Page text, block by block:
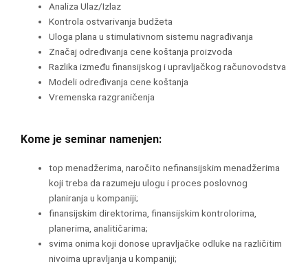
Analiza Ulaz/Izlaz
Kontrola ostvarivanja budžeta
Uloga plana u stimulativnom sistemu nagrađivanja
Značaj određivanja cene koštanja proizvoda
Razlika između finansijskog i upravljačkog računovodstva
Modeli određivanja cene koštanja
Vremenska razgraničenja
Kome je seminar namenjen:
top menadžerima, naročito nefinansijskim menadžerima
koji treba da razumeju ulogu i proces poslovnog
planiranja u kompaniji;
finansijskim direktorima, finansijskim kontrolorima,
planerima, analitičarima;
svima onima koji donose upravljačke odluke na različitim
nivoima upravljanja u kompaniji;